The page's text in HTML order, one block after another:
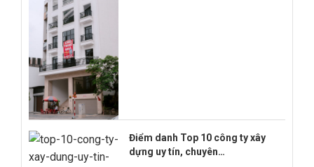
Điểm danh Top 10 công ty xây
dựng uy tín, chuyên…